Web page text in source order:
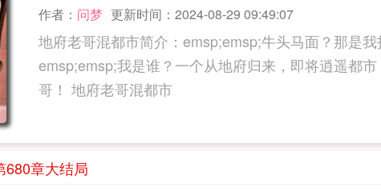
作者： 问梦 更新时间：2024-08-29 09:49:07
地府老哥混都市简介：emsp;emsp;牛头马面？那是我
emsp;emsp;我是谁？一个从地府归来，即将逍遥都
哥！ 地府老哥混都市
680章大结局